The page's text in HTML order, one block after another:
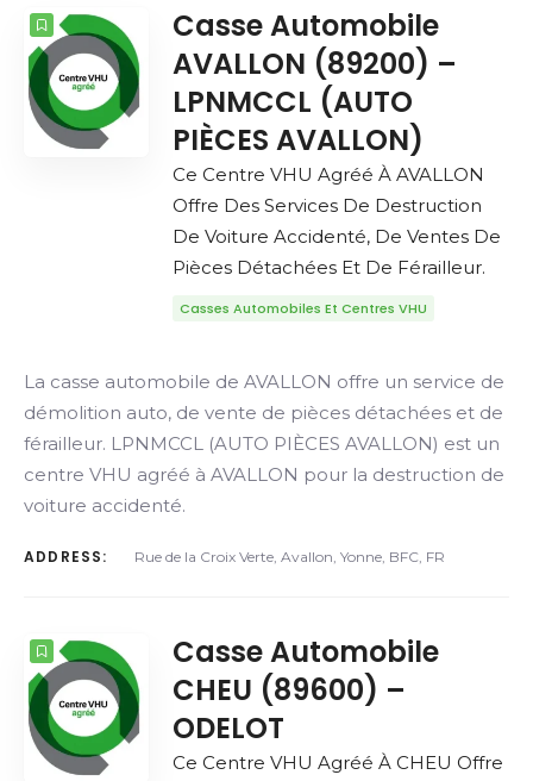
Casse Automobile
AVALLON (89200) –
LPNMCCL (AUTO
PIÈCES AVALLON)
Ce Centre VHU Agréé À AVALLON
Offre Des Services De Destruction
De Voiture Accidenté, De Ventes De
Pièces Détachées Et De Férailleur.
Casses Automobiles Et Centres VHU
La casse automobile de AVALLON offre un service de
démolition auto, de vente de pièces détachées et de
férailleur. LPNMCCL (AUTO PIÈCES AVALLON) est un
centre VHU agréé à AVALLON pour la destruction de
voiture accidenté.
ADDRESS: Rue de la Croix Verte, Avallon, Yonne, BFC, FR
Casse Automobile
CHEU (89600) –
ODELOT
Ce Centre VHU Agréé À CHEU Offre